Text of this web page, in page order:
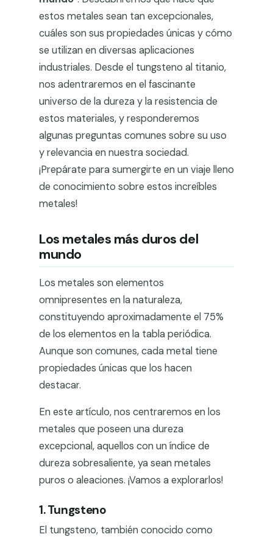
estos metales sean tan excepcionales,
cuáles son sus propiedades únicas y cómo
se utilizan en diversas aplicaciones
industriales. Desde el tungsteno al titanio,
nos adentraremos en el fascinante
universo de la dureza y la resistencia de
estos materiales, y responderemos
algunas preguntas comunes sobre su uso
y relevancia en nuestra sociedad.
¡Prepárate para sumergirte en un viaje lleno
de conocimiento sobre estos increíbles
metales!
Los metales más duros del
mundo
Los metales son elementos
omnipresentes en la naturaleza,
constituyendo aproximadamente el 75%
de los elementos en la tabla periódica.
Aunque son comunes, cada metal tiene
propiedades únicas que los hacen
destacar.
En este artículo, nos centraremos en los
metales que poseen una dureza
excepcional, aquellos con un índice de
dureza sobresaliente, ya sean metales
puros o aleaciones. ¡Vamos a explorarlos!
1. Tungsteno
El tungsteno, también conocido como